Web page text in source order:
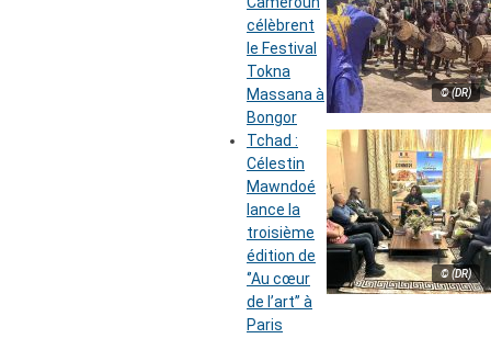
© (DR)
célèbrent
le Festival
Tokna
Massana à
Bongor
© (DR)
Tchad :
Célestin
Mawndoé
lance la
troisième
édition de
‘’Au cœur
de l’art’’ à
Paris